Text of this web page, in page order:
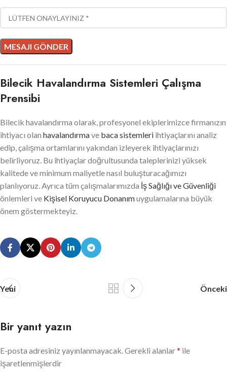
Bilecik Havalandırma Sistemleri Çalışma
Prensibi
Bilecik havalandırma olarak, profesyonel ekiplerimizce firmanızın
ihtiyacı olan havalandırmave baca sistemleri ihtiyaçlarını analiz
edip, çalışma ortamlarını yakından izleyerek ihtiyaçlarınızı
belirliyoruz. Bu ihtiyaçlar doğrultusunda taleplerinizi yüksek
kalitede ve minimum maliyetle nasıl buluşturacağımızı
planlıyoruz. Ayrıca tüm çalışmalarımızda İş Sağlığı ve Güvenliği
önlemleri ve Kişisel Koruyucu Donanımuygulamalarına büyük
önem göstermekteyiz.
Yeni Önceki
Bir yanıt yazın
E-posta adresiniz yayınlanmayacak.Gerekli alanlar* ile
işaretlenmişlerdir